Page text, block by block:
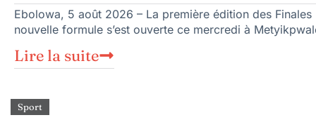
Ebolowa, 5 août 2026 – La première édition des
nouvelle formule s’est ouverte ce mercredi à
Lire la suite
Sport